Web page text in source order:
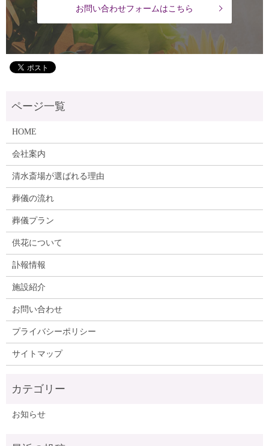
お問い合わせフォームはこちら
HOME
会社案内
清水斎場が選ばれる理由
葬儀の流れ
葬儀プラン
供花について
訃報情報
施設紹介
お問い合わせ
プライバシーポリシー
サイトマップ
お知らせ